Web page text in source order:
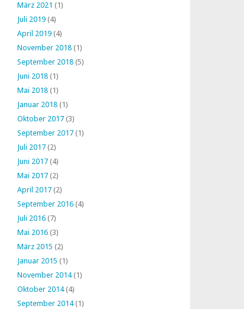
März 2021 (1)
Juli 2019 (4)
April 2019 (4)
November 2018 (1)
September 2018 (5)
Juni 2018 (1)
Mai 2018 (1)
Januar 2018 (1)
Oktober 2017 (3)
September 2017 (1)
Juli 2017 (2)
Juni 2017 (4)
Mai 2017 (2)
April 2017 (2)
September 2016 (4)
Juli 2016 (7)
Mai 2016 (3)
März 2015 (2)
Januar 2015 (1)
November 2014(1)
Oktober 2014(4)
September 2014(1)